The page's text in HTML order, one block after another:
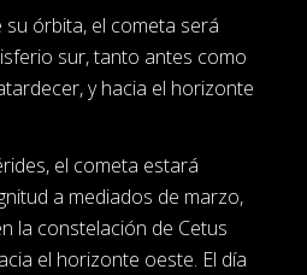
órbita, el cometa será
sur, tanto antes como
y hacia el horizonte
el cometa estará
a mediados de marzo,
la constelación de Cetus
el horizonte oeste. El día